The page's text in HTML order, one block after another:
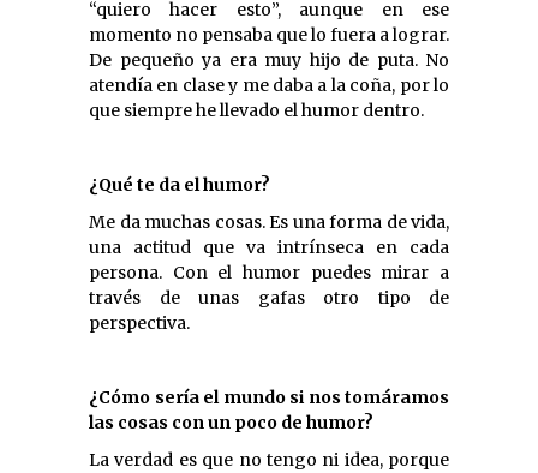
“quiero hacer esto”, aunque en ese
momento no pensaba que lo fuera a lograr.
De pequeño ya era muy hijo de puta. No
atendía en clase y me daba a la coña, por lo
que siempre he llevado el humor dentro.
¿Qué te da el humor?
Me da muchas cosas. Es una forma de vida,
una actitud que va intrínseca en cada
persona. Con el humor puedes mirar a
través de unas gafas otro tipo de
perspectiva.
¿Cómo sería el mundo si nos tomáramos
las cosas con un poco de humor?
La verdad es que no tengo ni idea, porque